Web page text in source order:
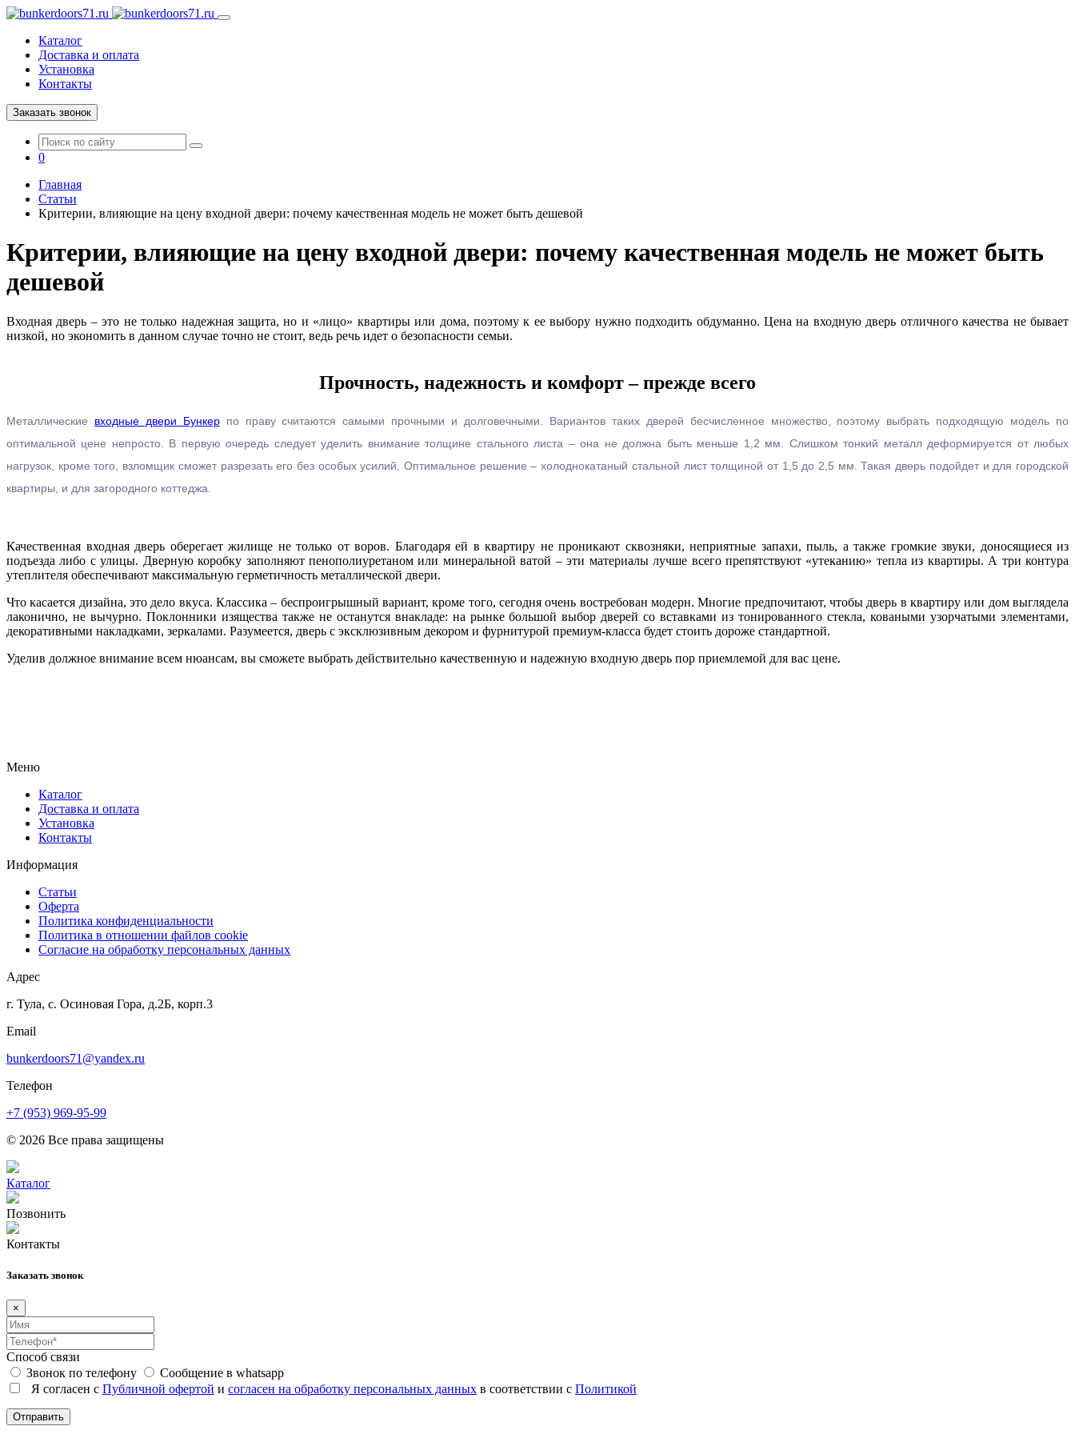
Каталог
Доставка и оплата
Установка
Контакты
Заказать звонок
0
Главная
Статьи
Критерии, влияющие на цену входной двери: почему качественная модель не может быть дешевой
Критерии, влияющие на цену входной двери: почему качественная модель не может быть
дешевой
Входная дверь – это не только надежная защита, но и «лицо» квартиры или дома, поэтому к ее выбору нужно подходить обдуманно. Цена на входную дверь отличного качества не бывает
низкой, но экономить в данном случае точно не стоит, ведь речь идет о безопасности семьи.
Прочность, надежность и комфорт – прежде всего
Металлические входные двери Бункер по праву считаются самыми прочными и долговечными. Вариантов таких дверей бесчисленное множество, поэтому выбрать подходящую модель по
оптимальной цене непросто. В первую очередь следует уделить внимание толщине стального листа – она не должна быть меньше 1,2 мм. Слишком тонкий металл деформируется от любых
нагрузок, кроме того, взломщик сможет разрезать его без особых усилий. Оптимальное решение – холоднокатаный стальной лист толщиной от 1,5 до 2,5 мм. Такая дверь подойдет и для городской
квартиры, и для загородного коттеджа.
Качественная входная дверь оберегает жилище не только от воров. Благодаря ей в квартиру не проникают сквозняки, неприятные запахи, пыль, а также громкие звуки, доносящиеся из
подъезда либо с улицы. Дверную коробку заполняют пенополиуретаном или минеральной ватой – эти материалы лучше всего препятствуют «утеканию» тепла из квартиры. А три контура
утеплителя обеспечивают максимальную герметичность металлической двери.
Что касается дизайна, это дело вкуса. Классика – беспроигрышный вариант, кроме того, сегодня очень востребован модерн. Многие предпочитают, чтобы дверь в квартиру или дом выглядела
лаконично, не вычурно. Поклонники изящества также не останутся внакладе: на рынке большой выбор дверей со вставками из тонированного стекла, коваными узорчатыми элементами,
декоративными накладками, зеркалами. Разумеется, дверь с эксклюзивным декором и фурнитурой премиум-класса будет стоить дороже стандартной.
Уделив должное внимание всем нюансам, вы сможете выбрать действительно качественную и надежную входную дверь пор приемлемой для вас цене.
Меню
Каталог
Доставка и оплата
Установка
Контакты
Информация
Статьи
Оферта
Политика конфиденциальности
Политика в отношении файлов cookie
Согласие на обработку персональных данных
Адрес
г. Тула, с. Осиновая Гора, д.2Б, корп.3
Email
bunkerdoors71@yandex.ru
Телефон
+7 (953) 969-95-99
© 2026 Все права защищены
Каталог
Позвонить
Контакты
Заказать звонок
×
Способ связи
Звонок по телефону
Сообщение в whatsapp
Я согласен с Публичной офертой и согласен на обработку персональных данных в соответствии с Политикой
Отправить